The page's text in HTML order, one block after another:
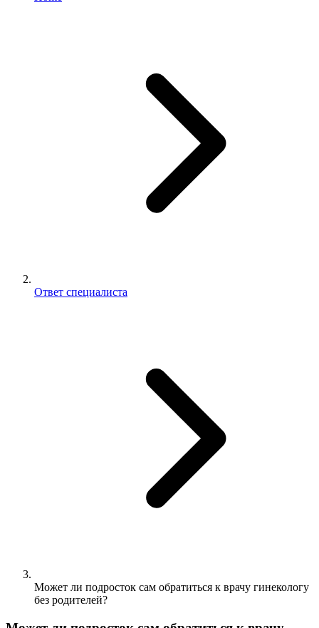
Ответ специалиста
Может ли подросток сам обратиться к врачу гинекологу
без родителей?